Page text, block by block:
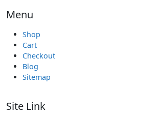
Menu
Shop
Cart
Checkout
Blog
Sitemap
Site Link